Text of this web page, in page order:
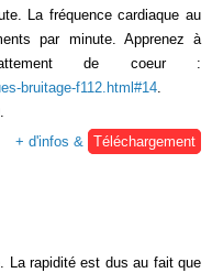
La fréquence cardiaque au
par minute. Apprenez à
de coeur :
bruitage-f112.html#14
+ d'infos &
Téléchargement
La rapidité est dus au fait que